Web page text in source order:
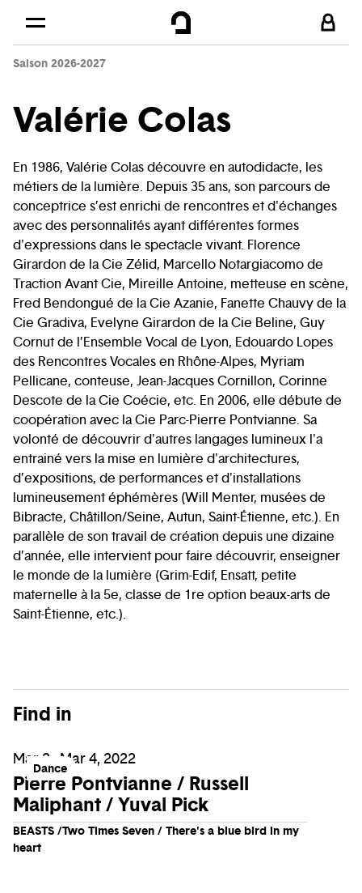
Skip to
Saison 2026-2027
Valérie Colas
En 1986, Valérie Colas découvre en autodidacte, les
métiers de la lumière. Depuis 35 ans, son parcours de
conceptrice s’est enrichi de rencontres et d'échanges
avec des personnalités ayant différentes formes
d'expressions dans le spectacle vivant. Florence
Girardon de la Cie Zélid, Marcello Notargiacomo de
Traction Avant Cie, Mireille Antoine, metteuse en scène,
Fred Bendongué de la Cie Azanie, Fanette Chauvy de la
Cie Gradiva, Evelyne Girardon de la Cie Beline, Guy
Cornut de l’Ensemble Vocal de Lyon, Edouardo Lopes
des Rencontres Vocales en Rhône-Alpes, Myriam
Pellicane, conteuse, Jean-Jacques Cornillon, Corinne
Descote de la Cie Coécie, etc. En 2006, elle débute de
coopération avec la Cie Parc-Pierre Pontvianne. Sa
volonté de découvrir d'autres langages lumineux l'a
entrainé vers la mise en lumière d'architectures,
d’expositions, de performances et d'installations
lumineusement éphémères (Will Menter, musées de
Bibracte, Châtillon/Seine, Autun, Saint-Étienne, etc.). En
parallèle de son travail de création depuis une dizaine
d’année, elle intervient pour faire découvrir, enseigner
le monde de la lumière (Grim-Edif, Ensatt, petite
maternelle à la 5e, classe de 1re option beaux-arts de
Saint-Étienne, etc.).
Find in
Dance
Mar 2 - Mar 4, 2022
Pierre Pontvianne / Russell
Maliphant / Yuval Pick
BEASTS /Two Times Seven / There's a blue bird in my
heart